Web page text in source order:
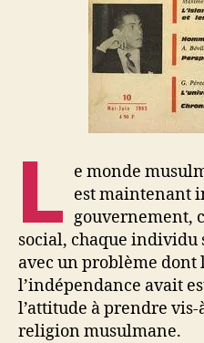
L e monde
est maintenant
gouvernement,
social, chaque individu
avec un problème dont
l’indépendance avait
l’attitude à prendre vis-
religion musulmane.